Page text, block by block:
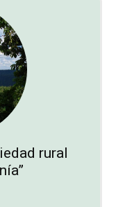
rural